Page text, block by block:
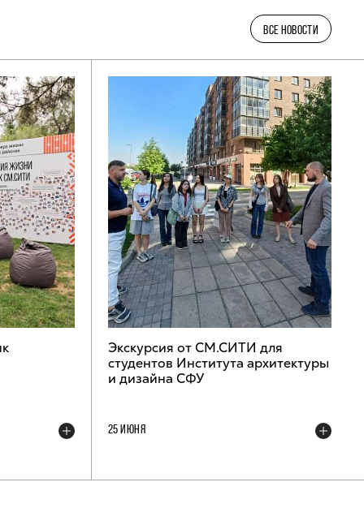
ВСЕ НОВОСТИ
Экскурсия от СМ.СИТИ для
студентов Института архитектуры
и дизайна СФУ
25 ИЮНЯ